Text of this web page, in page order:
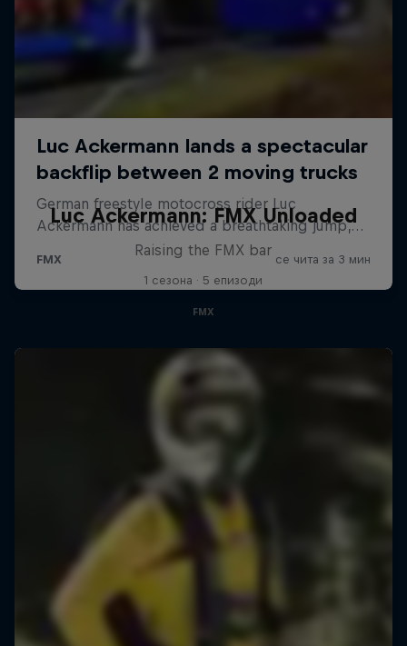
Luc Ackermann: FMX Unloaded
Raising the FMX bar
1 сезона · 5 епизоди
FMX